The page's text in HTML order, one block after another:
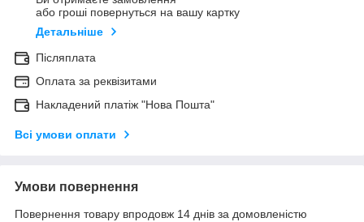
або гроші повернуться на вашу картку
Детальніше
Післяплата
Оплата за реквізитами
Накладений платіж "Нова Пошта"
Всі умови оплати
Умови повернення
Повернення товару впродовж 14 днів за домовленістю